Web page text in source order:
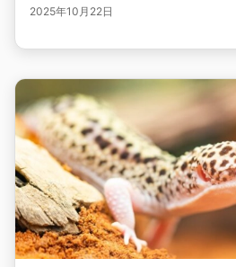
2025年10月22日